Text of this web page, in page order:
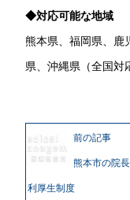
◆対応可能な地域
熊本県、福岡県、鹿
県、沖縄県（全国対
前の記事
熊本市の院
利厚生制度